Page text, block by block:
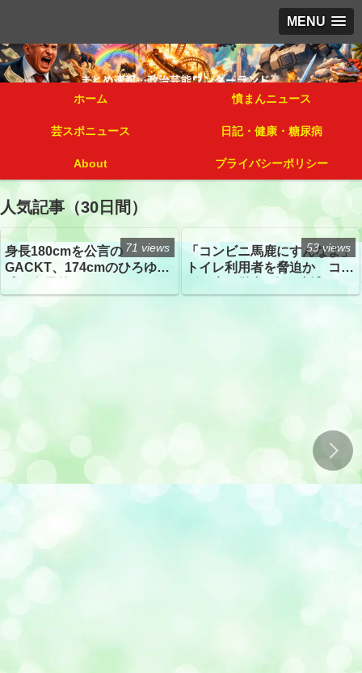
MENU
ホーム 憤まんニュース
芸スポニュース 日記・健康・糖尿病
About プライバシーポリシー
人気記事（30日間）
身長180cmを公言の
GACKT、174cmのひろゆき
トざわつき イベントでの写
71 views
「コンビニ馬鹿にすんなよ」
トイレ利用者を脅迫か コン
53 views